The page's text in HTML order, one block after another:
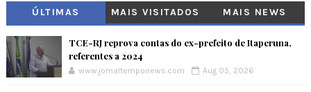
ÚLTIMAS MAIS VISITADOS MAIS NEWS
TCE-RJ reprova contas do ex-prefeito de Itaperuna,
referentes a 2024
www.jornaltemponews.com Aug 05, 2026